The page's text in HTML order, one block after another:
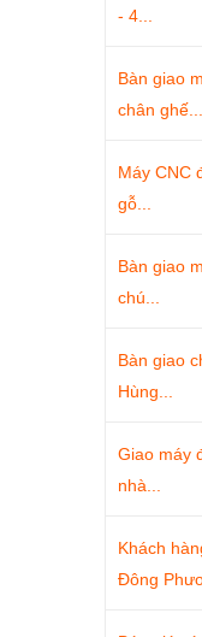
- 4...
Bàn giao
chân ghế...
Máy CNC
gỗ...
Bàn giao
chú...
Bàn giao
Hùng...
Giao máy
nhà...
Khách
Đông